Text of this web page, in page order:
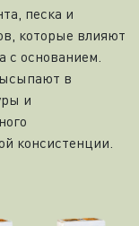
песка и
которые влияют
с основанием.
в
и
консистенции.